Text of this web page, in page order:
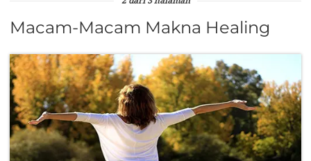
Macam-Macam Makna Healing